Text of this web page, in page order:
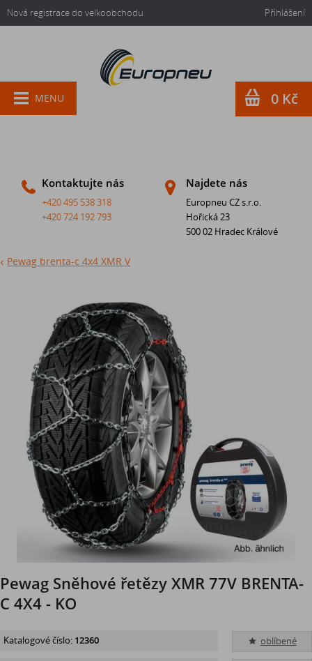
Nová registrace do velkoobchodu Přihlášení
Kontaktujte nás
+420 495 538 318
+420 724 192 793
Najdete nás
Europneu CZ s.r.o.
Hořická 23
500 02 Hradec Králové
MENU 0 Kč
Pewag brenta-c 4x4 XMR V
Pewag Sněhové řetězy XMR 77V BRENTA-
C 4X4 - KO
oblíbené
Katalogové číslo: 12360